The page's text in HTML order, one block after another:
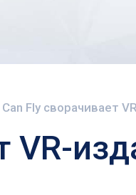
Fly сворачивает
VR-